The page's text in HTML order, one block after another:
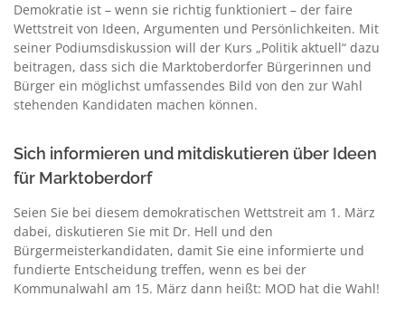
Demokratie ist – wenn sie richtig funktioniert – der faire
Wettstreit von Ideen, Argumenten und Persönlichkeiten. Mit
seiner Podiumsdiskussion will der Kurs „Politik aktuell“ dazu
beitragen, dass sich die Marktoberdorfer Bürgerinnen und
Bürger ein möglichst umfassendes Bild von den zur Wahl
stehenden Kandidaten machen können.
Sich informieren und mitdiskutieren über Ideen
für Marktoberdorf
Seien Sie bei diesem demokratischen Wettstreit am 1. März
dabei, diskutieren Sie mit Dr. Hell und den
Bürgermeisterkandidaten, damit Sie eine informierte und
fundierte Entscheidung treffen, wenn es bei der
Kommunalwahl am 15. März dann heißt: MOD hat die Wahl!